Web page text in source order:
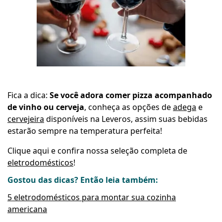
Fica a dica: Se você adora comer pizza acompanhado
de vinho ou cerveja, conheça as opções deadega e
cervejeira disponíveis na Leveros, assim suas bebidas
estarão sempre na temperatura perfeita!
Clique aqui e confira nossa seleção completa de
eletrodomésticos!
Gostou das dicas? Então leia também:
5 eletrodomésticos para montar sua cozinha
americana